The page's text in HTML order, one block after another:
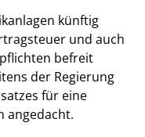
künftig
und auch
befreit
der Regierung
für eine
angedacht.